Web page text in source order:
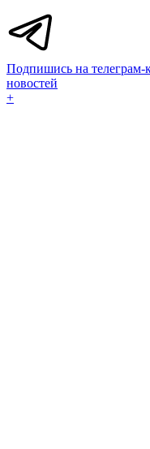
Подпишись на телеграм-
новостей
+